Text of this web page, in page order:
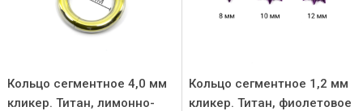
Кольцо сегментное 4,0 мм
кликер. Титан, лимонно-
Кольцо сегментное 1,2 мм
кликер. Титан, фиолетовое